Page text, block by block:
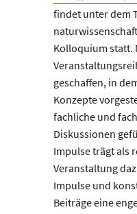
findet unter dem
Kolloquium statt.
geschaffen, in
Konzepte
fachliche und
Diskussionen
Impulse trägt als
Veranstaltung
Impulse und
Beiträge eine